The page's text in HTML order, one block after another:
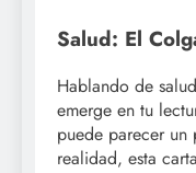
Salud: El
Hablando de
emerge en tu
puede parecer un
realidad, esta